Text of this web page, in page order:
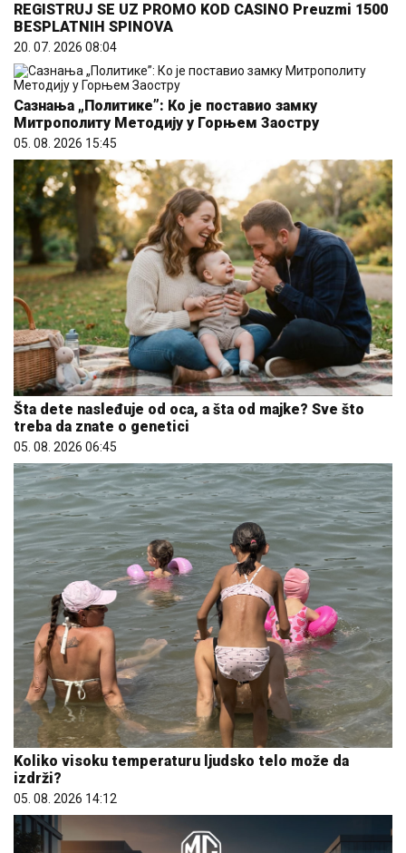
REGISTRUJ SE UZ PROMO KOD CASINO Preuzmi 1500
BESPLATNIH SPINOVA
20. 07. 2026 08:04
Сазнања „Политике”: Ко је поставио замку
Митрополиту Методију у Горњем Заостру
05. 08. 2026 15:45
Šta dete nasleđuje od oca, a šta od majke? Sve što
treba da znate o genetici
05. 08. 2026 06:45
Koliko visoku temperaturu ljudsko telo može da
izdrži?
05. 08. 2026 14:12